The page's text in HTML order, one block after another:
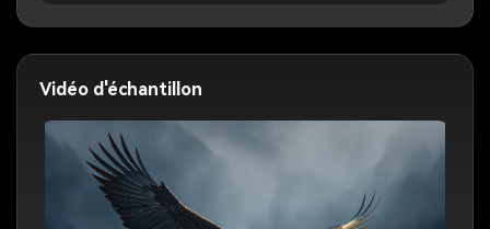
Vidéo d'échantillon